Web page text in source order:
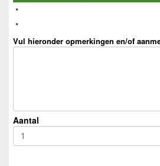
*
*
Vul hieronder opmerkingen en/of
Aantal